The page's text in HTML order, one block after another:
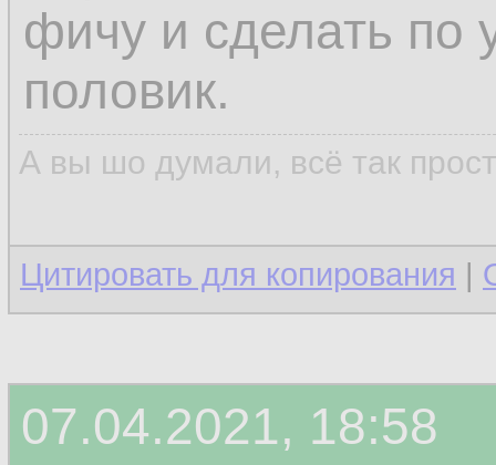
фичу и сделать по
половик.
А вы шо думали, всё так
Цитировать для копирования |
07.04.2021, 18:58